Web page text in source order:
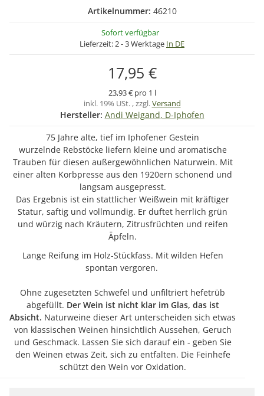
Artikelnummer: 46210
Sofort verfügbar
Lieferzeit:2 - 3 Werktage In DE
17,95 €
23,93 € pro 1 l
inkl. 19% USt. , zzgl.Versand
Hersteller: Andi Weigand, D-Iphofen
75 Jahre alte, tief im Iphofener Gestein
wurzelnde Rebstöcke liefern kleine und aromatische
Trauben für diesen außergewöhnlichen Naturwein. Mit
einer alten Korbpresse aus den 1920ern schonend und
langsam ausgepresst.
Das Ergebnis ist ein stattlicher Weißwein mit kräftiger
Statur, saftig und vollmundig. Er duftet herrlich grün
und würzig nach Kräutern, Zitrusfrüchten und reifen
Äpfeln.
Lange Reifung im Holz-Stückfass. Mit wilden Hefen
spontan vergoren.
Ohne zugesetzten Schwefel und unfiltriert hefetrüb
abgefüllt. Der Wein ist nicht klar im Glas, das ist
Absicht. Naturweine dieser Art unterscheiden sich etwas
von klassischen Weinen hinsichtlich Aussehen, Geruch
und Geschmack. Lassen Sie sich darauf ein - geben Sie
den Weinen etwas Zeit, sich zu entfalten. Die Feinhefe
schützt den Wein vor Oxidation.